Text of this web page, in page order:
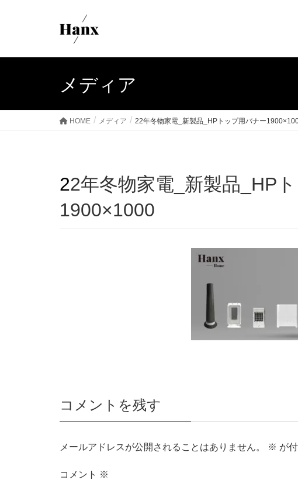
メディア
HOME メディア 22年冬物家電_新製品_HPトップ用バナー
22年冬物家電_新製品_HPトップ用バナー
1900×1000
コメントを残す
メールアドレスが公開されることはありません。 ※ が
コメント ※